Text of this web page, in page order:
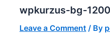
wpkurzus-bg-
Leave a Comment / By